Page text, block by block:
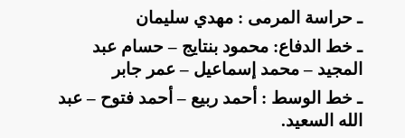
ـ حراسة المرمى : مهدي سليمان
ـ خط الدفاع: محمود بنتايج – حسام عبد
المجيد – محمد إسماعيل – عمر جابر
ـ خط الوسط : أحمد ربيع – أحمد فتوح – عبد
الله السعيد.